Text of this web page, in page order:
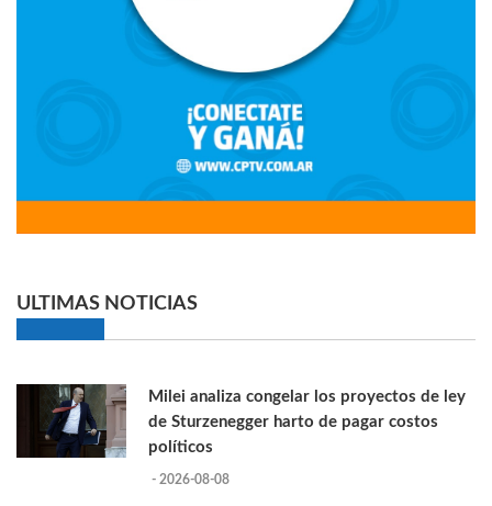
ULTIMAS NOTICIAS
Milei analiza congelar los proyectos de ley
de Sturzenegger harto de pagar costos
políticos
- 2026-08-08